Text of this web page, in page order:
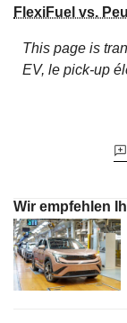
FlexiFuel vs.
This page is
EV, le pick-up
Wir empfehlen